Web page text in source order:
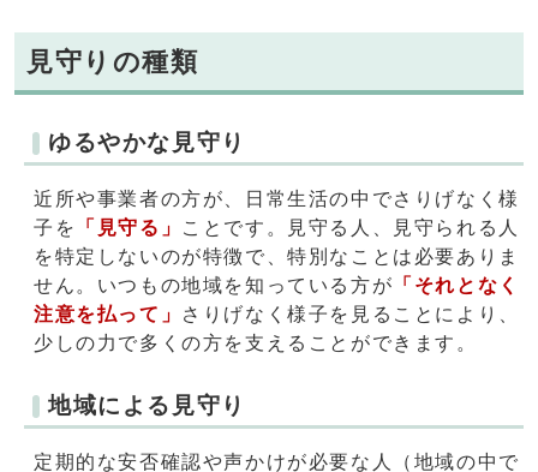
見守りの種類
ゆるやかな見守り
近所や事業者の方が、日常生活の中でさりげなく様
子を
「見守る」
ことです。見守る人、見守られる人
を特定しないのが特徴で、特別なことは必要ありま
せん。いつもの地域を知っている方が 「それとなく
注意を払って」
さりげなく様子を見ることにより、
少しの力で多くの方を支えることができます。
地域による見守り
定期的な安否確認や声かけが必要な人（地域の中で